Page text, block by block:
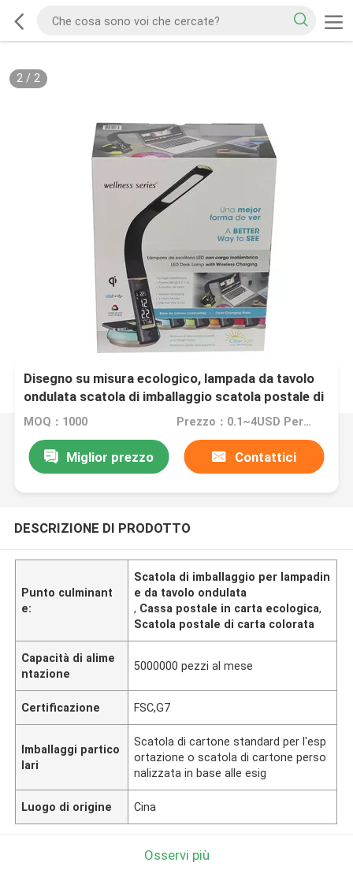
2/ 2
Disegno su misura ecologico, lampada da tavolo
ondulata scatola di imballaggio scatola postale di
carta colorata
MOQ：1000 Prezzo：0.1~4USD Per Pcs
Miglior prezzo Contattici
DESCRIZIONE DI PRODOTTO
Punto culminant
e:
Scatola di imballaggio per lampadin
e da tavolo ondulata
, Cassa postale in carta ecologica,
Scatola postale di carta colorata
Capacità di alime
ntazione
5000000 pezzi al mese
Certificazione FSC,G7
Imballaggi partico
lari
Scatola di cartone standard per l'esp
ortazione o scatola di cartone perso
nalizzata in base alle esig
Luogo di origine Cina
Osservi più